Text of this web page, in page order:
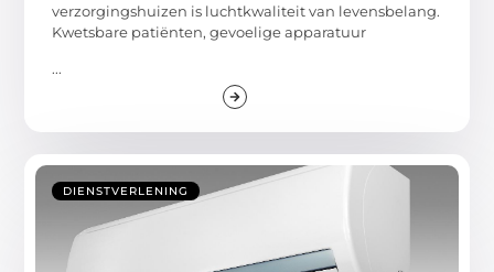
verzorgingshuizen is luchtkwaliteit van levensbelang.
Kwetsbare patiënten, gevoelige apparatuur
...
DIENSTVERLENING